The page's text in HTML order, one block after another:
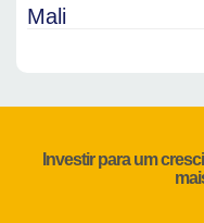
Mali
Investir para um